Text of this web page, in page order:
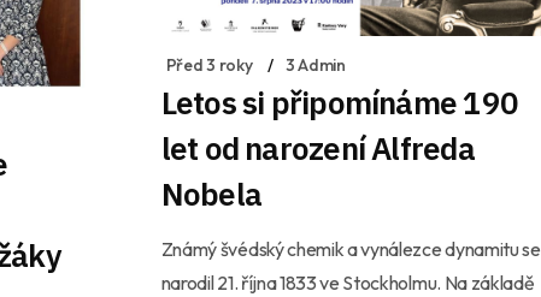
Před 3 roky 3 Admin
Letos si připomínáme 190
let od narození Alfreda
Nobela
Známý švédský chemik a vynálezce dynamitu se
narodil 21. října 1833 ve Stockholmu. Na základě